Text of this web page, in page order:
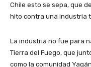
Chile esto se sepa, que
hito contra una industria
La industria no fue para
Tierra del Fuego, que
como la comunidad